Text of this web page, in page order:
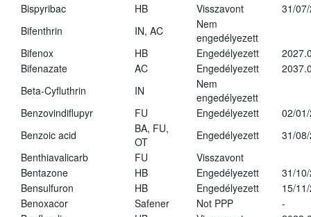
Bispyribac
HB Visszavont
31/
Bifenthrin
IN, AC
Nem
engedélyezett
Bifenox
HB Engedélyezett
Bifenazate
AC Engedélyezett
Beta-Cyfluthrin
IN
Nem
engedélyezett
Benzovindiflupyr
FU Engedélyezett
02/
Benzoic acid
BA, FU,
OT
Engedélyezett
31/
Benthiavalicarb
FU
Visszavont
Bentazone
HB Engedélyezett
31/
Bensulfuron
HB Engedélyezett
15/
Benoxacor
Safener Not PPP
-